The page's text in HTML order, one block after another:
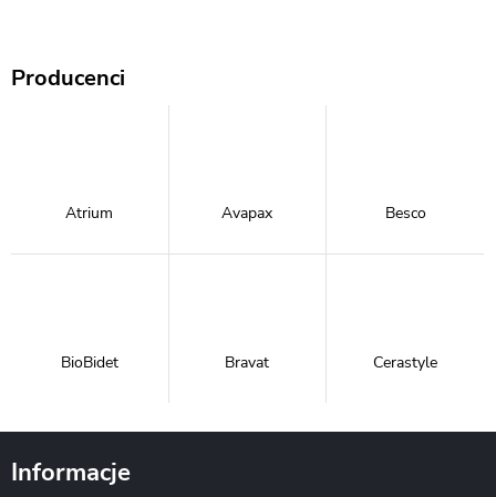
Producenci
Atrium Avapax Besco
BioBidet Bravat Cerastyle
Informacje